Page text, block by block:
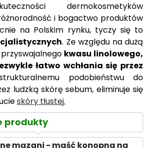
dermokosmetyków
i bogactwo produktów
na Polskim rynku, tyczy się to
. Ze względu na dużą
kwasu linolowego,
łatwo wchłania się przez
podobieństwu do
ludzką skórę sebum, eliminuje się
skóry tłustej.
produkty
mazani - maść konopna na